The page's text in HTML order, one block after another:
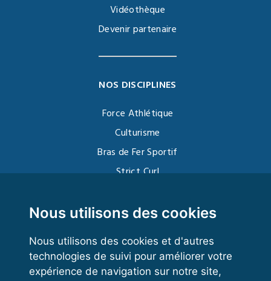
Nous utilisons des cookies
Nous utilisons des cookies et d'autres
technologies de suivi pour améliorer votre
expérience de navigation sur notre site,
Vidéothèque
Devenir partenaire
NOS DISCIPLINES
Force Athlétique
Culturisme
Bras de Fer Sportif
Strict Curl
Kettlebell
VOS ESPACES